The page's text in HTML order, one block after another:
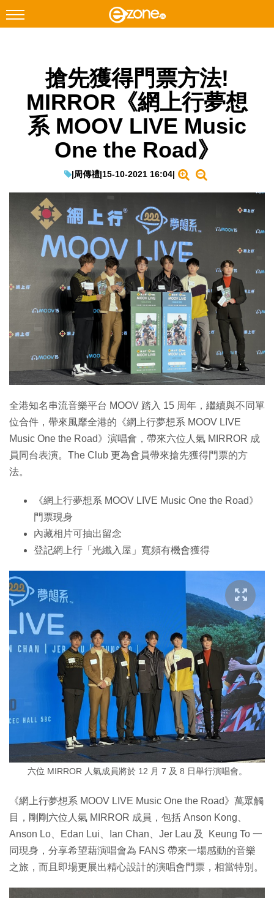
Facebook Instagram
科技焦點
網絡生活
EduTech
IT Times
生成式AI與雲端應用
Enterprise Digital Transformation
特集
搶先獲得門票方法!
MIRROR《網上行夢想
系 MOOV LIVE Music
One the Road》
|周傳禮|15-10-2021 16:04|
全港知名串流音樂平台 MOOV 踏入 15 周年，繼續與不同單
位合件，帶來風靡全港的《網上行夢想系 MOOV LIVE
Music One the Road》演唱會，帶來六位人氣 MIRROR 成
員同台表演。The Club 更為會員帶來搶先獲得門票的方
法。
《網上行夢想系 MOOV LIVE Music One the Road》
門票現身
內藏相片可抽出留念
登記網上行「光纖入屋」寬頻有機會獲得
六位 MIRROR 人氣成員將於 12 月 7 及 8 日舉行演唱會。
《網上行夢想系 MOOV LIVE Music One the Road》萬眾觸
目，剛剛六位人氣 MIRROR 成員，包括 Anson Kong、
Anson Lo、Edan Lui、Ian Chan、Jer Lau 及 Keung To 一
同現身，分享希望藉演唱會為 FANS 帶來一場感動的音樂
之旅，而且即場更展出精心設計的演唱會門票，相當特別。